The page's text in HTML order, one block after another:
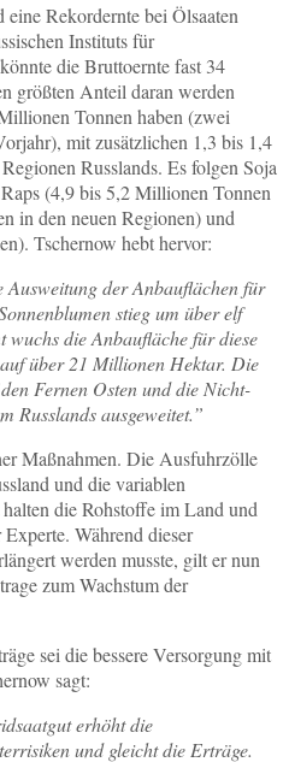
Rekordernte bei Ölsaaten
Instituts für
die Bruttoernte fast 34
größten Anteil daran werden
Tonnen haben (zwei
mit zusätzlichen 1,3 bis 1,4
Russlands. Es folgen Soja
(4,9 bis 5,2 Millionen Tonnen
in den neuen Regionen) und
Tschernow hebt hervor:
der Anbauflächen für
stieg um über elf
die Anbaufläche für diese
über 21 Millionen Hektar. Die
Fernen Osten und die Nicht-
Russlands ausgeweitet.”
Maßnahmen. Die Ausfuhrzölle
und die variablen
die Rohstoffe im Land und
Während dieser
werden musste, gilt er nun
zum Wachstum der
sei die bessere Versorgung mit
sagt:
erhöht die
und gleicht die Erträge.